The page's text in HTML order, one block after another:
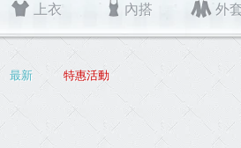
上衣 內搭 外
最新 特惠活動